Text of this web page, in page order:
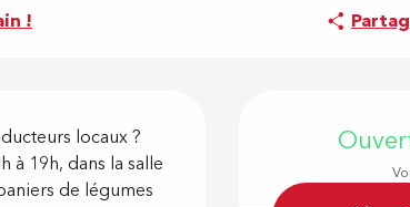
!
locaux ?
à 19h, dans la salle
de légumes